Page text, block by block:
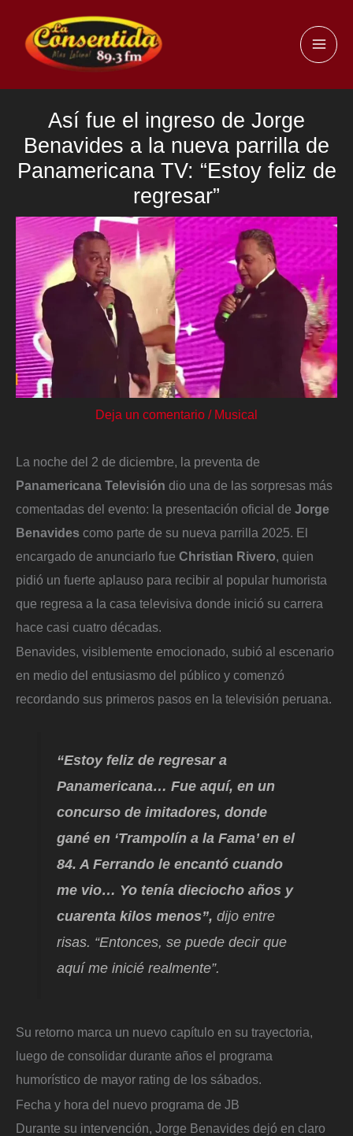
contenido
Así fue el ingreso de Jorge
Benavides a la nueva parrilla de
Panamericana TV: “Estoy feliz de
regresar”
Deja un comentario / Musical
La noche del 2 de diciembre, la preventa de
Panamericana Televisión dio una de las sorpresas más
comentadas del evento: la presentación oficial de Jorge
Benavides como parte de su nueva parrilla 2025. El
encargado de anunciarlo fue Christian Rivero, quien
pidió un fuerte aplauso para recibir al popular humorista
que regresa a la casa televisiva donde inició su carrera
hace casi cuatro décadas.
Benavides, visiblemente emocionado, subió al escenario
en medio del entusiasmo del público y comenzó
recordando sus primeros pasos en la televisión peruana.
“Estoy feliz de regresar a
Panamericana… Fue aquí, en un
concurso de imitadores, donde
gané en ‘Trampolín a la Fama’ en el
84. A Ferrando le encantó cuando
me vio… Yo tenía dieciocho años y
cuarenta kilos menos”, dijo entre
risas. “Entonces, se puede decir que
aquí me inicié realmente”.
Su retorno marca un nuevo capítulo en su trayectoria,
luego de consolidar durante años el programa
humorístico de mayor rating de los sábados.
Fecha y hora del nuevo programa de JB
Durante su intervención, Jorge Benavides dejó en claro